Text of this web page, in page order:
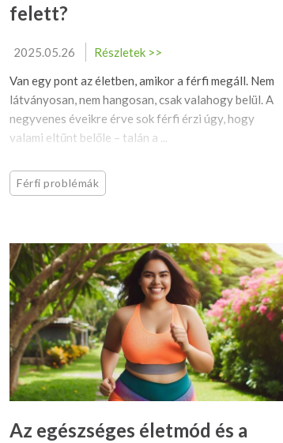
felett?
2025.05.26
Részletek >>
Van egy pont az életben, amikor a férfi megáll. Nem
látványosan, nem hangosan, csak valahogy belül. A
negyvenes éveikre érve sok férfi érzi úgy, hogy
valami eltűnt belőle – talán a ...
Férfi problémák
Az egészséges életmód és a